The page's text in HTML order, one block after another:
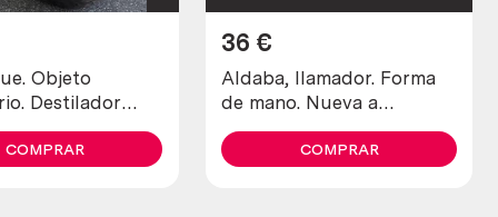
Objeto
Destilador
en pesado
litros.
COMPRAR
Aldaba, llamador. Forma
de mano. Nueva a
estrenar. Hierro.
36 €
COMPRAR